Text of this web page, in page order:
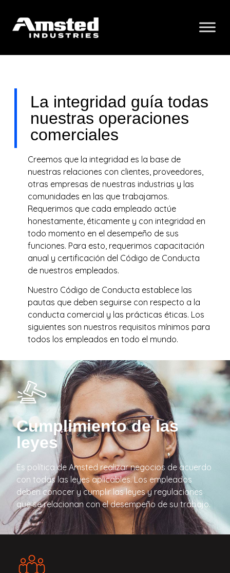
La integridad guía todas
nuestras operaciones
comerciales
Creemos que la integridad es la base de
nuestras relaciones con clientes, proveedores,
otras empresas de nuestras industrias y las
comunidades en las que trabajamos.
Requerimos que cada empleado actúe
honestamente, éticamente y con integridad en
todo momento en el desempeño de sus
funciones. Para esto, requerimos capacitación
anual y certificación del Código de Conducta
de nuestros empleados.
Nuestro Código de Conducta establece las
pautas que deben seguirse con respecto a la
conducta comercial y las prácticas éticas. Los
siguientes son nuestros requisitos mínimos para
todos los empleados en todo el mundo.
Cumplimiento de las
leyes
Es política de Amsted realizar negocios de acuerdo
con todas las leyes aplicables. Los empleados
deben conocer y cumplir las leyes y regulaciones
que se relacionan con el desempeño de su trabajo.